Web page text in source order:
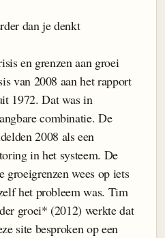
dan je denkt
en grenzen aan groei
van 2008 aan het rapport
1972. Dat was in
combinatie. De
2008 als een
in het systeem. De
groeigrenzen wees op iets
het probleem was. Tim
groei* (2012) werkte dat
site besproken op een